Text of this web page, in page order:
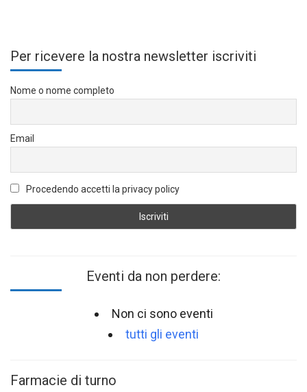
Per ricevere la nostra newsletter iscriviti
Nome o nome completo
Email
Procedendo accetti la privacy policy
Eventi da non perdere:
Non ci sono eventi
tutti gli eventi
Farmacie di turno